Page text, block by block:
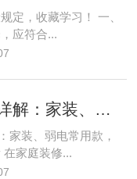
定，收藏学习！ 一、
应符合...
RVVB电缆详解：家装、弱电常用款，这些知识点必看
家装、弱电常用款，
家庭装修...